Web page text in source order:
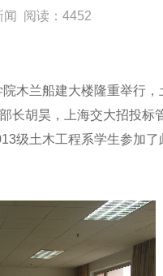
闻 阅读：4452
兰船建大楼隆重举行，
胡昊，上海交大招投标
级土木工程系学生参加了